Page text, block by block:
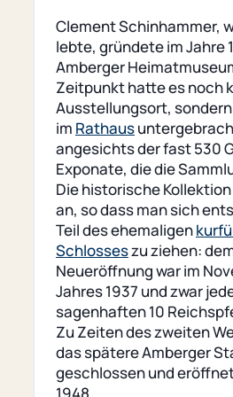
Clement Schinhammer,
lebte, gründete im Jahre
Amberger
Zeitpunkt hatte es noch
Ausstellungsort,
im Rathaus
angesichts der fast 530
Exponate, die die
Die historische
an, so dass man sich
Teil des ehemaligen
Schlosseszu ziehen:
Neueröffnung war im
Jahres 1937 und zwar
sagenhaften 10
Zu Zeiten des zweiten
das spätere Amberger
geschlossen und
1948.